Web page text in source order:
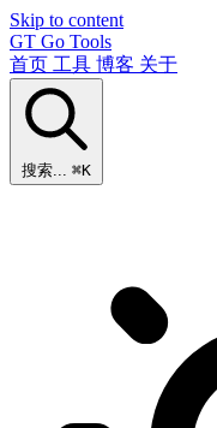
Skip to content
GT Go Tools
首页 工具 博客 关于
搜索... ⌘K